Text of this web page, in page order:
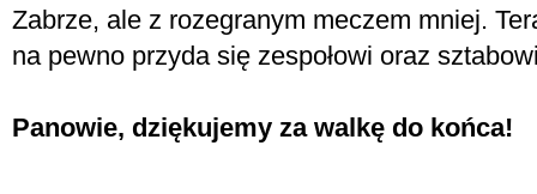
Zabrze, ale z rozegranym meczem mniej.
na pewno przyda się zespołowi oraz
Panowie, dziękujemy za walkę do końca!